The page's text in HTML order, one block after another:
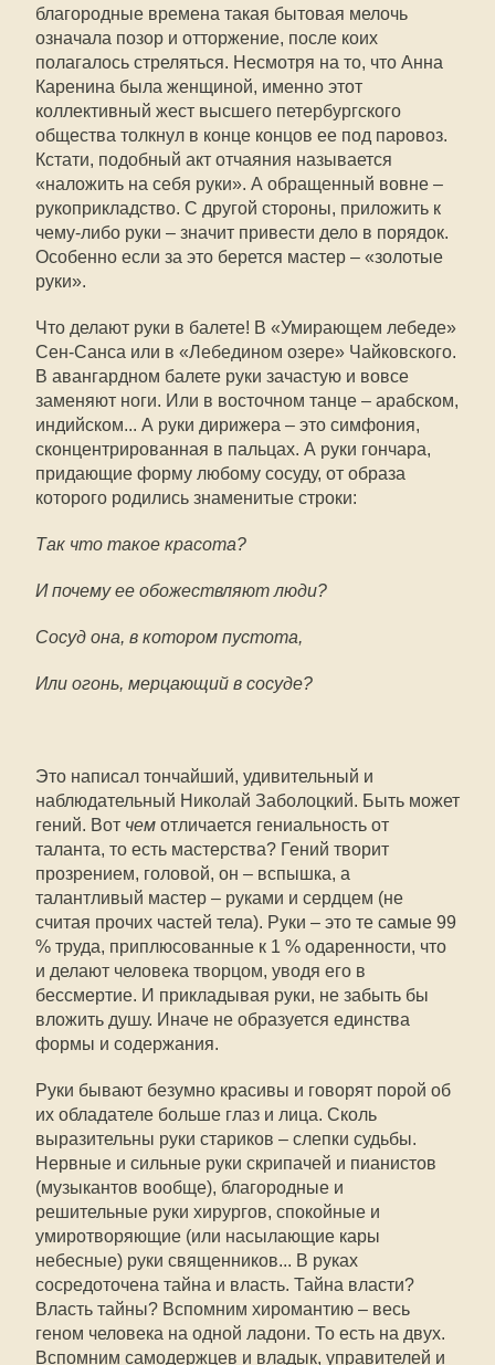
благородные времена такая бытовая мелочь
означала позор и отторжение, после коих
полагалось стреляться. Несмотря на то, что Анна
Каренина была женщиной, именно этот
коллективный жест высшего петербургского
общества толкнул в конце концов ее под паровоз.
Кстати, подобный акт отчаяния называется
«наложить на себя руки». А обращенный вовне –
рукоприкладство. С другой стороны, приложить к
чему-либо руки – значит привести дело в порядок.
Особенно если за это берется мастер – «золотые
руки».
Что делают руки в балете! В «Умирающем лебеде»
Сен-Санса или в «Лебедином озере» Чайковского.
В авангардном балете руки зачастую и вовсе
заменяют ноги. Или в восточном танце – арабском,
индийском... А руки дирижера – это симфония,
сконцентрированная в пальцах. А руки гончара,
придающие форму любому сосуду, от образа
которого родились знаменитые строки:
Так что такое красота?
И почему ее обожествляют люди?
Сосуд она, в котором пустота,
Или огонь, мерцающий в сосуде?
Это написал тончайший, удивительный и
наблюдательный Николай Заболоцкий. Быть может
гений. Вот чем отличается гениальность от
таланта, то есть мастерства? Гений творит
прозрением, головой, он – вспышка, а
талантливый мастер – руками и сердцем (не
считая прочих частей тела). Руки – это те самые 99
% труда, приплюсованные к 1 % одаренности, что
и делают человека творцом, уводя его в
бессмертие. И прикладывая руки, не забыть бы
вложить душу. Иначе не образуется единства
формы и содержания.
Руки бывают безумно красивы и говорят порой об
их обладателе больше глаз и лица. Сколь
выразительны руки стариков – слепки судьбы.
Нервные и сильные руки скрипачей и пианистов
(музыкантов вообще), благородные и
решительные руки хирургов, спокойные и
умиротворяющие (или насылающие кары
небесные) руки священников... В руках
сосредоточена тайна и власть. Тайна власти?
Власть тайны? Вспомним хиромантию – весь
геном человека на одной ладони. То есть на двух.
Вспомним самодержцев и владык, управителей и